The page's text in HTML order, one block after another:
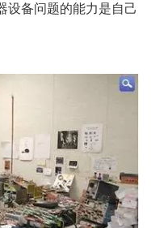
设备问题的能力是自己